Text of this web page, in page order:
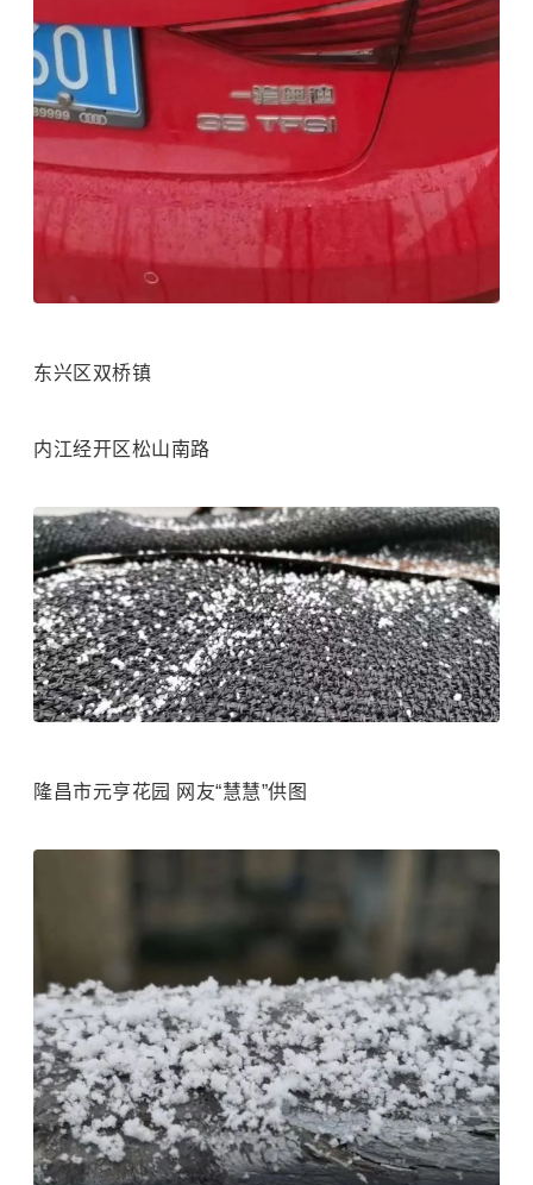
东兴区双桥镇
内江经开区松山南路
隆昌市元亨花园 网友“慧慧”供图